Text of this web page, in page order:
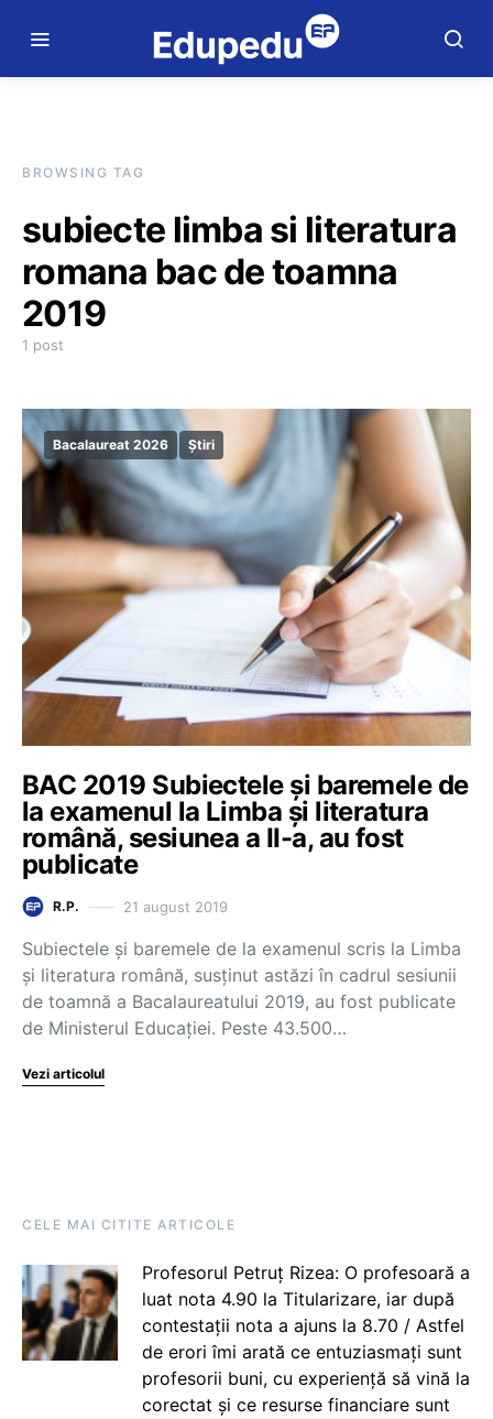
BROWSING TAG
subiecte limba si literatura
romana bac de toamna
2019
1 post
Bacalaureat 2026 Știri
BAC 2019 Subiectele și baremele de
la examenul la Limba și literatura
română, sesiunea a II-a, au fost
publicate
R.P. 21 august 2019
Subiectele și baremele de la examenul scris la Limba
și literatura română, susținut astăzi în cadrul sesiunii
de toamnă a Bacalaureatului 2019, au fost publicate
de Ministerul Educației. Peste 43.500…
Vezi articolul
CELE MAI CITITE ARTICOLE
Profesorul Petruț Rizea: O profesoară a
luat nota 4.90 la Titularizare, iar după
contestații nota a ajuns la 8.70 / Astfel
de erori îmi arată ce entuziasmați sunt
profesorii buni, cu experiență să vină la
corectat și ce resurse financiare sunt